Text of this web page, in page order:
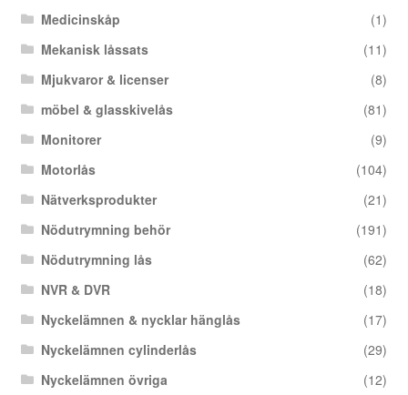
Medicinskåp
(1)
Mekanisk låssats
(11)
Mjukvaror & licenser
(8)
möbel & glasskivelås
(81)
Monitorer
(9)
Motorlås
(104)
Nätverksprodukter
(21)
Nödutrymning behör
(191)
Nödutrymning lås
(62)
NVR & DVR
(18)
Nyckelämnen & nycklar hänglås
(17)
Nyckelämnen cylinderlås
(29)
Nyckelämnen övriga
(12)